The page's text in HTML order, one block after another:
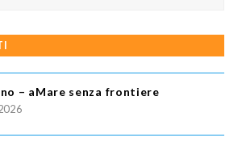
– aMare senza frontiere